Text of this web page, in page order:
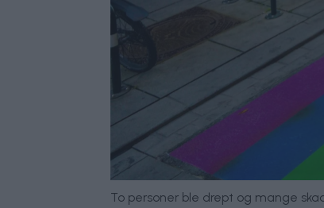
To personer ble drept og mange